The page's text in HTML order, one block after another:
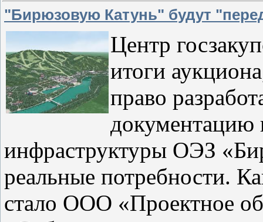
"Бирюзовую Катунь" будут
Центр
итоги
право
документацию
инфраструктуры ОЭЗ
реальные потребности.
стало ООО «Проектное